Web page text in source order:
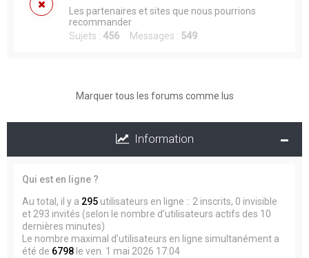
Les partenaires et sites que nous pourrions
recommander
Sujets : 456 Messages : 549
Marquer tous les forums comme lus
Information
Qui est en ligne ?
Au total, il y a 295 utilisateurs en ligne :: 2 inscrits, 0 invisible
et 293 invités (selon le nombre d’utilisateurs actifs des 10
dernières minutes)
Le nombre maximal d’utilisateurs en ligne simultanément a
été de 6798 le ven. 1 mai 2026 17:04